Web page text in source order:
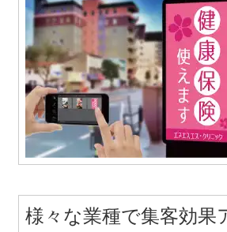
様々な業種で集客効果